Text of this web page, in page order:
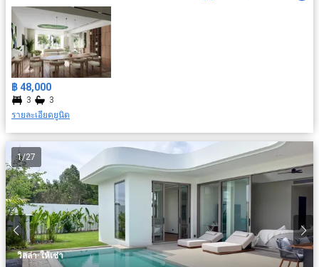
฿ 48,000
3
3
รายละเอียดยูนิต
1/27
วิลล่า·ให้เช่า